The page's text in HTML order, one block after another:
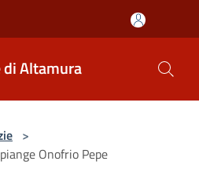
di Altamura
>
Onofrio Pepe